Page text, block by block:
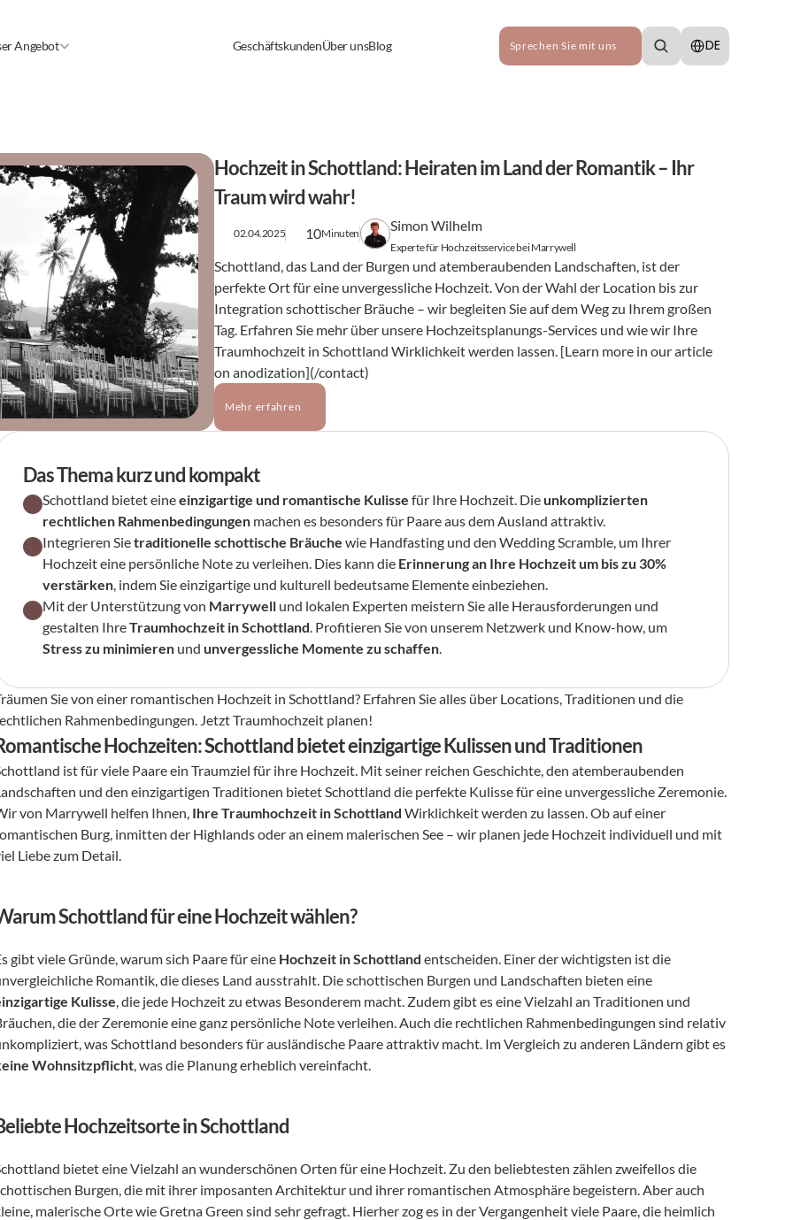
Angebot GeschäftskundenÜber unsBlog Sprechen Sie mit uns
Select Language
DE
Hochzeit in Schottland: Heiraten im Land der Romantik – Ihr
Traum wird wahr!
02.04.2025 10Minuten Simon Wilhelm
Experte für Hochzeitsservice bei Marrywell
Schottland, das Land der Burgen und atemberaubenden Landschaften, ist der
perfekte Ort für eine unvergessliche Hochzeit. Von der Wahl der Location bis zur
Integration schottischer Bräuche – wir begleiten Sie auf dem Weg zu Ihrem großen
Tag. Erfahren Sie mehr über unsere Hochzeitsplanungs-Services und wie wir Ihre
Traumhochzeit in Schottland Wirklichkeit werden lassen. [Learn more in our article
on anodization](/contact)
Mehr erfahren
Das Thema kurz und kompakt
Schottland bietet eine einzigartige und romantische Kulisse für Ihre Hochzeit. Die unkomplizierten
rechtlichen Rahmenbedingungen machen es besonders für Paare aus dem Ausland attraktiv.
Integrieren Sie traditionelle schottische Bräuche wie Handfasting und den Wedding Scramble, um Ihrer
Hochzeit eine persönliche Note zu verleihen. Dies kann die Erinnerung an Ihre Hochzeit um bis zu 30%
verstärken, indem Sie einzigartige und kulturell bedeutsame Elemente einbeziehen.
Mit der Unterstützung von Marrywell und lokalen Experten meistern Sie alle Herausforderungen und
gestalten Ihre Traumhochzeit in Schottland
Stress zu minimieren und unvergessliche Momente zu schaffen.
Sie von einer romantischen Hochzeit in Schottland? Erfahren Sie alles über Locations, Traditionen und die
Rahmenbedingungen. Jetzt Traumhochzeit planen!
Hochzeiten: Schottland bietet einzigartige Kulissen und Traditionen
ist für viele Paare ein Traumziel für ihre Hochzeit. Mit seiner reichen Geschichte, den atemberaubenden
und den einzigartigen Traditionen bietet Schottland die perfekte Kulisse für eine unvergessliche Zeremonie.
von Marrywell helfen Ihnen, Ihre Traumhochzeit in Schottland Wirklichkeit werden zu lassen. Ob auf einer
Burg, inmitten der Highlands oder an einem malerischen See – wir planen jede Hochzeit individuell und mit
Liebe zum Detail.
Schottland für eine Hochzeit wählen?
gibt viele Gründe, warum sich Paare für eine Hochzeit in Schottland entscheiden. Einer der wichtigsten ist die
Kulisse, die jede Hochzeit zu etwas Besonderem macht. Zudem gibt es eine Vielzahl an Traditionen und
die der Zeremonie eine ganz persönliche Note verleihen. Auch die rechtlichen Rahmenbedingungen sind relativ
Wohnsitzpflicht, was die Planung erheblich vereinfacht.
Hochzeitsorte in Schottland
bietet eine Vielzahl an wunderschönen Orten für eine Hochzeit. Zu den beliebtesten zählen zweifellos die
Burgen, die mit ihrer imposanten Architektur und ihrer romantischen Atmosphäre begeistern. Aber auch
malerische Orte wie Gretna Green sind sehr gefragt. Hierher zog es in der Vergangenheit viele Paare, die heimlich